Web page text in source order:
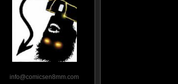
info@comicsen8mm.com